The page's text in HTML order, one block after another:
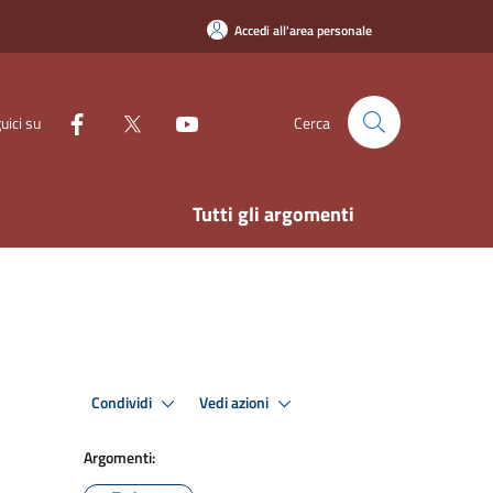
Accedi all'area personale
su Cerca
Tutti gli argomenti
Condividi Vedi azioni
Argomenti: